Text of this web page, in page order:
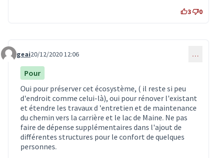
3 0
Commentaire 2483
geai20/12/2020 12:06 …
Pour
Oui pour préserver cet écosystème, ( il reste si peu
d'endroit comme celui-là), oui pour rénover l'existant
et étendre les travaux d 'entretien et de maintenance
du chemin vers la carrière et le lac de Maine. Ne pas
faire de dépense supplémentaires dans l'ajout de
différentes structures pour le confort de quelques
personnes.